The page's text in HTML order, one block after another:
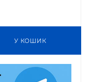
У КОШИК